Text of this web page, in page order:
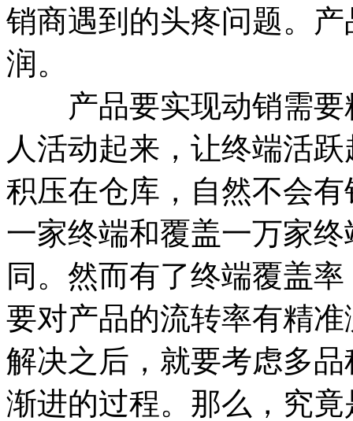
销商遇到的头疼问题。
润。
产品要实现动销需要
人活动起来，让终端活
积压在仓库，自然不会
一家终端和覆盖一万家
同。然而有了终端覆盖
要对产品的流转率有精
解决之后，就要考虑多
渐进的过程。那么，究